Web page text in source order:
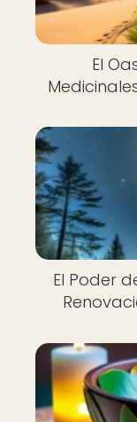
El
El Poder